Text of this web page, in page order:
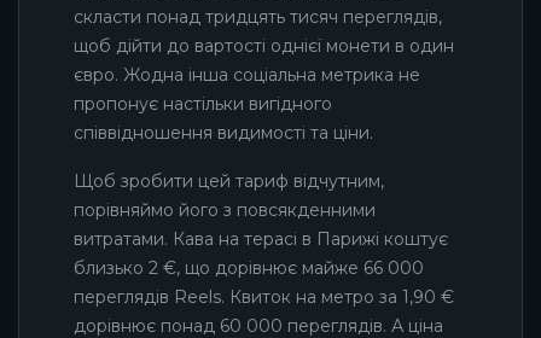
скласти понад тридцять тисяч переглядів,
щоб дійти до вартості однієї монети в один
євро. Жодна інша соціальна метрика не
пропонує настільки вигідного
співвідношення видимості та ціни.
Щоб зробити цей тариф відчутним,
порівняймо його з повсякденними
витратами. Кава на терасі в Парижі коштує
близько 2 €, що дорівнює майже 66 000
переглядів Reels. Квиток на метро за 1,90 €
дорівнює понад 60 000 переглядів. А ціна